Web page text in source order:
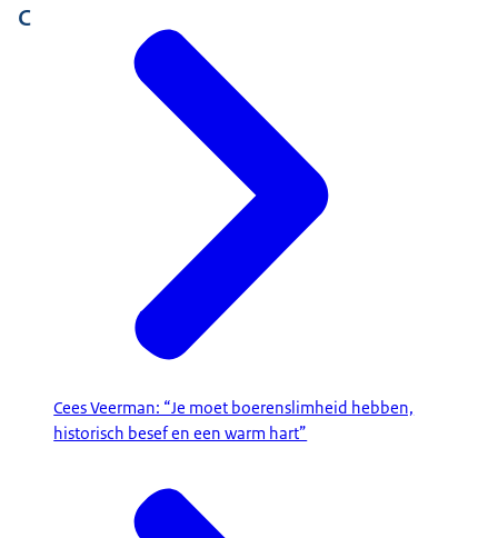
C
Cees Veerman: “Je moet boerenslimheid hebben,
historisch besef en een warm hart”